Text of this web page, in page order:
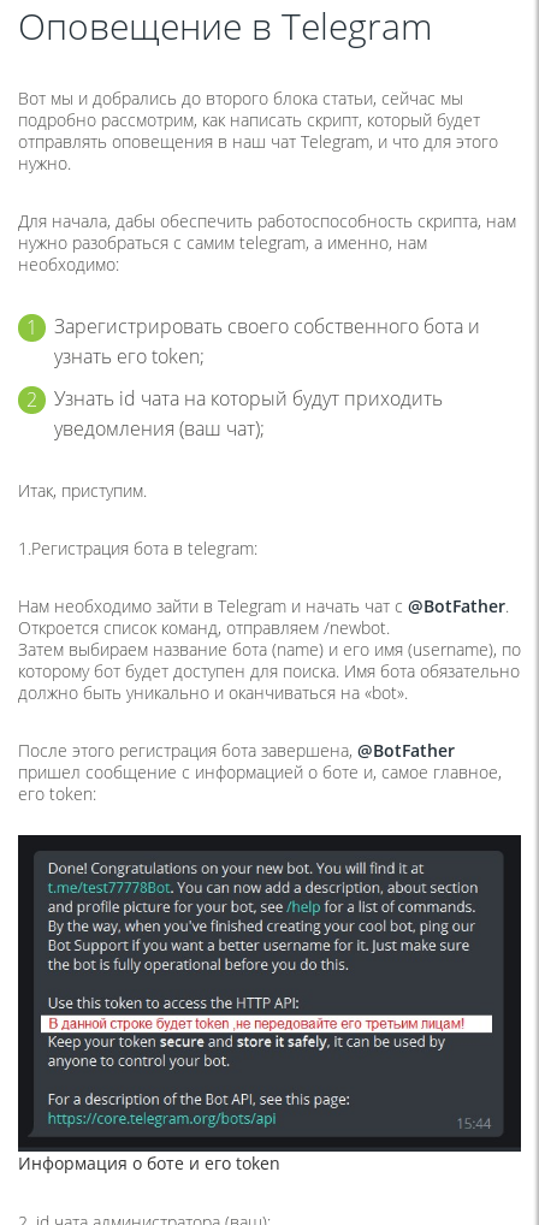
Оповещение в Telegram
Вот мы и добрались до второго блока статьи, сейчас мы
подробно рассмотрим, как написать скрипт, который будет
отправлять оповещения в наш чат Telegram, и что для этого
нужно.
Для начала, дабы обеспечить работоспособность скрипта, нам
нужно разобраться с самим telegram, а именно, нам
необходимо:
Зарегистрировать своего собственного бота и
узнать его token;
Узнать id чата на который будут приходить
уведомления (ваш чат);
Итак, приступим.
1.Регистрация бота в telegram:
Нам необходимо зайти в Telegram и начать чат с @BotFather.
Откроется список команд, отправляем /newbot.
Затем выбираем название бота (name) и его имя (username), по
которому бот будет доступен для поиска. Имя бота обязательно
должно быть уникально и оканчиваться на «bot».
После этого регистрация бота завершена, @BotFather
пришел сообщение с информацией о боте и, самое главное,
его token:
Информация о боте и его token